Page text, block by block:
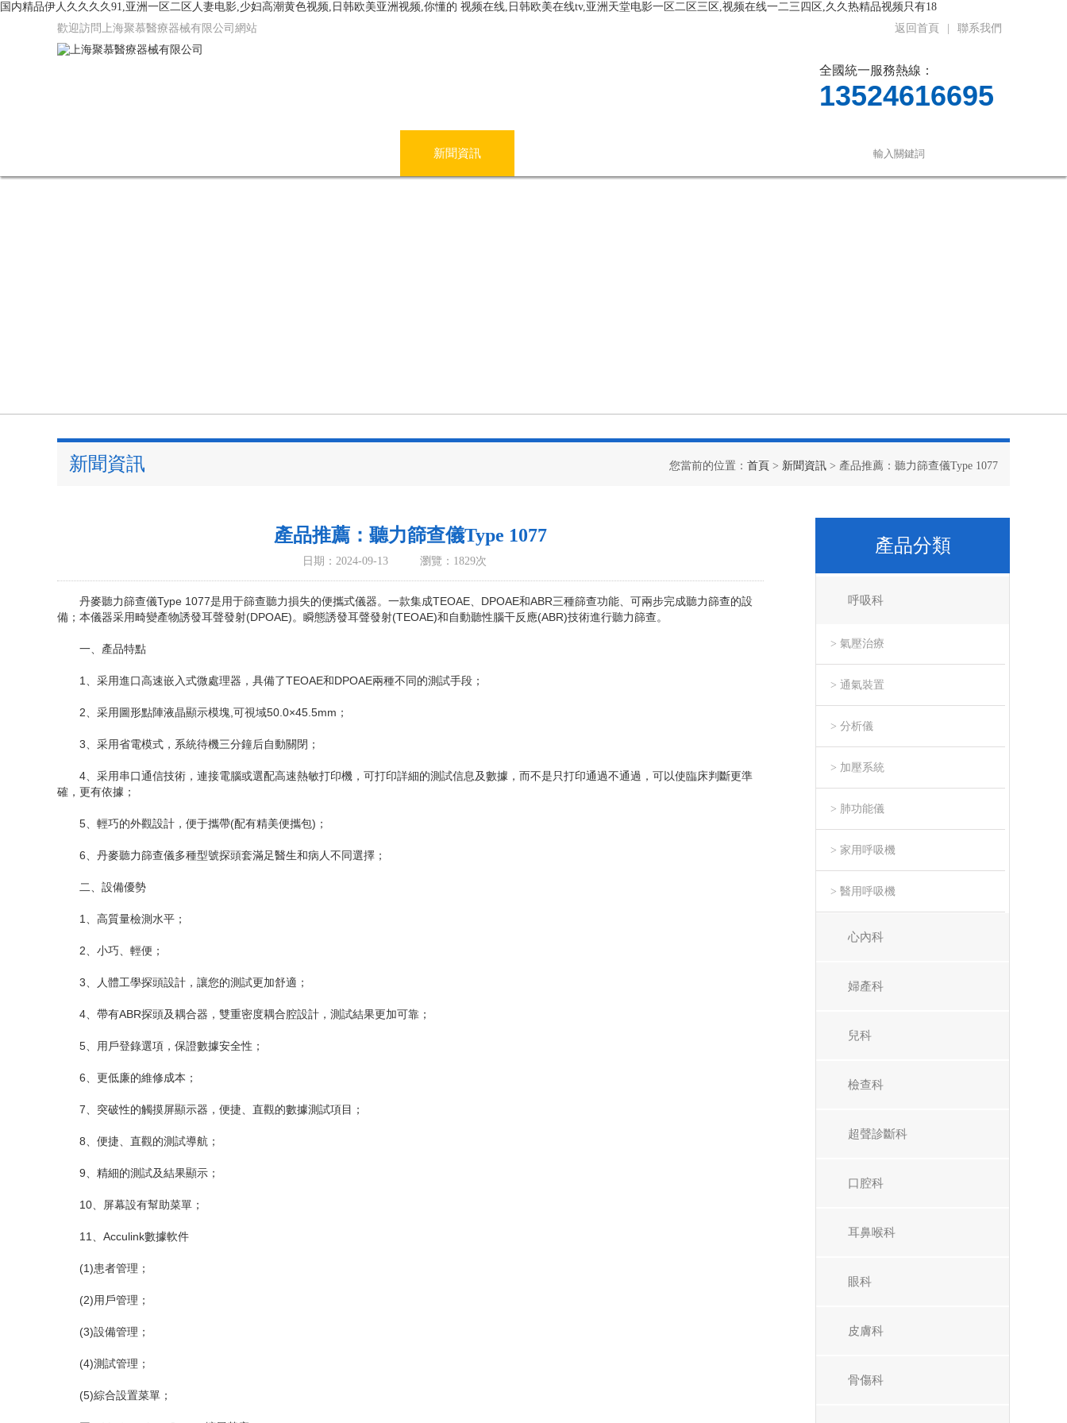
国内精品伊人久久久久91,亚洲一区二区人妻电影,少妇高潮黄色视频,日韩欧美亚洲视频,你懂的 视频在线,日韩欧美在线tv,亚洲天堂电影一区二区三区,视频在线一二三四区,久久热精品视频只有18
歡迎訪問上海聚慕醫療器械有限公司網站
返回首頁 聯系我們
全國統一服務熱線：
13524616695
新聞資訊
新聞資訊 您當前的位置： 首頁 > 新聞資訊 > 產品推薦：聽力篩查儀Type 1077
產品推薦：聽力篩查儀Type 1077
日期：2024-09-13 瀏覽：1829次
丹麥聽力篩查儀Type 1077是用于篩查聽力損失的便攜式儀器。一款集成TEOAE、DPOAE和ABR三種篩查功能、可兩步完成聽力篩查的設
備；本儀器采用畸變產物誘發耳聲發射(DPOAE)。瞬態誘發耳聲發射(TEOAE)和自動聽性腦干反應(ABR)技術進行聽力篩查。
一、產品特點
1、采用進口高速嵌入式微處理器，具備了TEOAE和DPOAE兩種不同的測試手段；
2、采用圖形點陣液晶顯示模塊,可視域50.0×45.5mm；
3、采用省電模式，系統待機三分鐘后自動關閉；
4、采用串口通信技術，連接電腦或選配高速熱敏打印機，可打印詳細的測試信息及數據，而不是只打印通過不通過，可以使臨床判斷更準
確，更有依據；
5、輕巧的外觀設計，便于攜帶(配有精美便攜包)；
6、丹麥聽力篩查儀多種型號探頭套滿足醫生和病人不同選擇；
二、設備優勢
1、高質量檢測水平；
2、小巧、輕便；
3、人體工學探頭設計，讓您的測試更加舒適；
4、帶有ABR探頭及耦合器，雙重密度耦合腔設計，測試結果更加可靠；
5、用戶登錄選項，保證數據安全性；
6、更低廉的維修成本；
7、突破性的觸摸屏顯示器，便捷、直觀的數據測試項目；
8、便捷、直觀的測試導航；
9、精細的測試及結果顯示；
10、屏幕設有幫助菜單；
11、Acculink數據軟件
(1)患者管理；
(2)用戶管理；
(3)設備管理；
(4)測試管理；
(5)綜合設置菜單；
產品分類
呼吸科
> 氣壓治療
> 通氣裝置
> 分析儀
> 加壓系統
> 肺功能儀
> 家用呼吸機
> 醫用呼吸機
心內科
婦產科
兒科
檢查科
超聲診斷科
口腔科
耳鼻喉科
眼科
皮膚科
骨傷科